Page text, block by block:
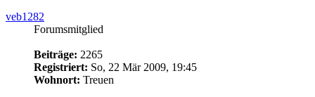
veb1282
Forumsmitglied
Beiträge: 2265
Registriert: So, 22 Mär 2009, 19:45
Wohnort: Treuen